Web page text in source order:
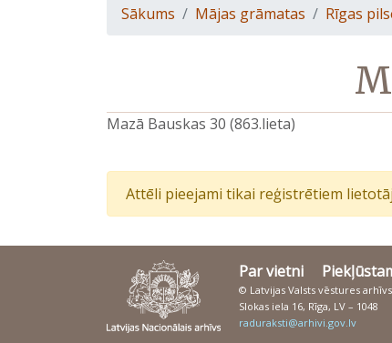
Sākums Mājas grāmatas Rīgas
Mazā Bauskas 30 (863.lieta)
Attēli pieejami tikai reģistrētiem
Par vietni
© Latvijas Valsts vēstures arhīvs
Slokas iela 16, Rīga, LV – 1048
raduraksti@arhivi.gov.lv